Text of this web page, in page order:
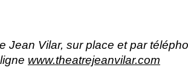
Vilar, sur place et par
www.theatrejeanvilar.com